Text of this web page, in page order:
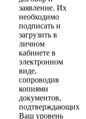
заявление. Их
необходимо
подписать и
загрузить в
личном
кабинете в
электронном
виде,
сопроводив
копиями
документов,
подтверждающих
Ваш уровень